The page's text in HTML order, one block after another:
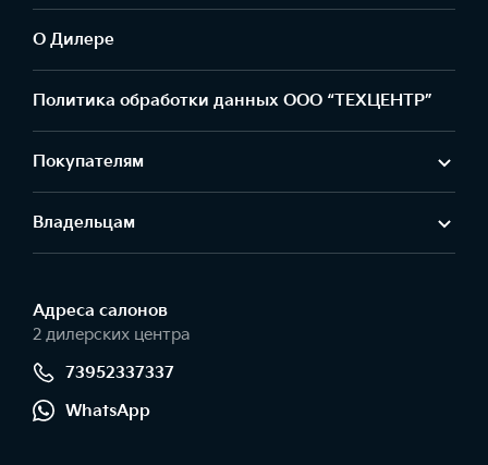
О Дилере
Политика обработки данных ООО “ТЕХЦЕНТР”
Покупателям
Владельцам
Адреса салонов
2 дилерских центра
73952337337
WhatsApp